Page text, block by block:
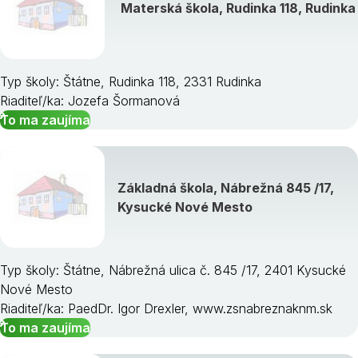
Materská škola, Rudinka 118, Rudinka
Typ školy: Štátne, Rudinka 118, 2331 Rudinka
Riaditeľ/ka: Jozefa Šormanová
To ma zaujíma
Základná škola, Nábrežná 845 /17,
Kysucké Nové Mesto
Typ školy: Štátne, Nábrežná ulica č. 845 /17, 2401 Kysucké
Nové Mesto
Riaditeľ/ka: PaedDr. Igor Drexler, www.zsnabreznaknm.sk
To ma zaujíma